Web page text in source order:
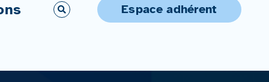
Espace adhérent